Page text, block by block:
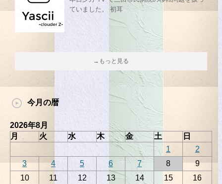
ていました。 初耳
→もっと見る
今月の暦
2026年8月
月
火 水 木 金 土
日
1
2
3
4 5 6 7 8
9
10
11 12 13 14 15
16